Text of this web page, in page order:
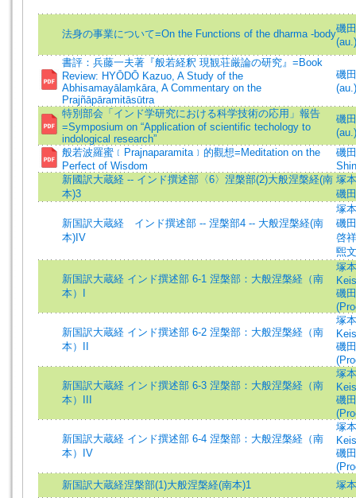
法身の事業について=On the Functions of the dharma -body磯
(au.)
書評：兵藤一夫著『般若経釈 現観荘厳論の研究』=Book
Review: HYŌDŌ Kazuo, A Study of the
Abhisamayālaṃkāra, A Commentary on the
Prajñāpāramitāsūtra
磯
(au.)
特別部会「インド学研究における科学技術の応用」報告
=Symposium on “Application of scientific techology to
indological research”
磯
(au.)
般若波羅蜜﹝Prajnaparamita﹞的觀想=Meditation on the
Perfect of Wisdom
磯
新國訳大蔵経 -- インド撰述部〈6〉涅槃部(2)大般涅槃経(南
本)3
塚
磯
新国訳大蔵経 インド撰述部 -- 涅槃部4 -- 大般涅槃経(南
本)IV
塚
磯
啓
煕
新国訳大蔵経 インド撰述部 6-1 涅槃部：大般涅槃経（南
本）I
塚
磯
新国訳大蔵経 インド撰述部 6-2 涅槃部：大般涅槃経（南
本）II
塚
磯
新国訳大蔵経 インド撰述部 6-3 涅槃部：大般涅槃経（南
本）III
塚
磯
新国訳大蔵経 インド撰述部 6-4 涅槃部：大般涅槃経（南
本）IV
塚
磯
新国訳大蔵経涅槃部(1)大般涅槃経(南本)1
塚